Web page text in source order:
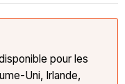
pour les
Uni, Irlande,